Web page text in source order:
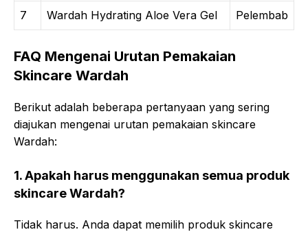
7 Wardah Hydrating Aloe Vera Gel Pelembab
FAQ Mengenai Urutan Pemakaian
Skincare Wardah
Berikut adalah beberapa pertanyaan yang sering
diajukan mengenai urutan pemakaian skincare
Wardah:
1. Apakah harus menggunakan semua produk
skincare Wardah?
Tidak harus. Anda dapat memilih produk skincare